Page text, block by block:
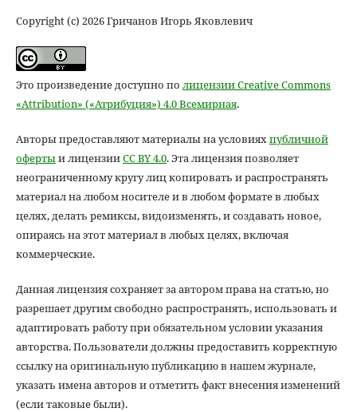
Copyright (c) 2026 Гричанов Игорь Яковлевич
Это произведение доступно по лицензии Creative Commons
«Attribution» («Атрибуция») 4.0 Всемирная.
Авторы предоставляют материалы на условияхпубличной
офертыи лицензииCC BY 4.0. Эта лицензия позволяет
неограниченному кругу лиц копировать и распространять
материал на любом носителе и в любом формате в любых
целях, делать ремиксы, видоизменять, и создавать новое,
опираясь на этот материал в любых целях, включая
коммерческие.
Данная лицензия сохраняет за автором права на статью, но
разрешает другим свободно распространять, использовать и
адаптировать работу при обязательном условии указания
авторства. Пользователи должны предоставить корректную
ссылку на оригинальную публикацию в нашем журнале,
указать имена авторов и отметить факт внесения изменений
(если таковые были).